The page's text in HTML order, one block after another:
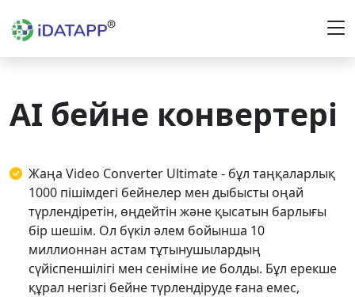
AI бейне конвертері
Жаңа Video Converter Ultimate - бұл таңқаларлық
1000 пішімдегі бейнелер мен дыбысты оңай
түрлендіретін, өңдейтін және қысатын барлығы
бір шешім. Ол бүкіл әлем бойынша 10
миллионнан астам тұтынушылардың
сүйіспеншілігі мен сеніміне ие болды. Бұл ерекше
құрал негізгі бейне түрлендіруде ғана емес,